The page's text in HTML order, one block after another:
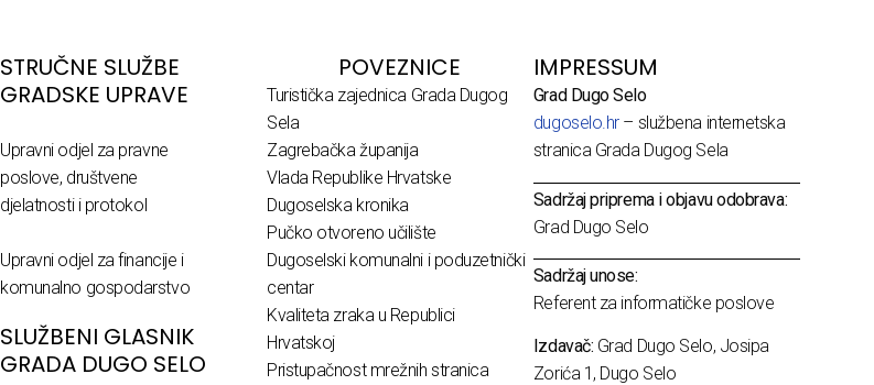
STRUČNE SLUŽBE
GRADSKE UPRAVE
Upravni odjel za pravne
poslove, društvene
djelatnosti i protokol
Upravni odjel za financije i
komunalno gospodarstvo
SLUŽBENI GLASNIK
GRADA DUGO SELO
POVEZNICE
Turistička zajednica Grada Dugog
Sela
Zagrebačka županija
Vlada Republike Hrvatske
Dugoselska kronika
Pučko otvoreno učilište
Dugoselski komunalni i poduzetnički
centar
Kvaliteta zraka u Republici
Hrvatskoj
Pristupačnost mrežnih stranica
IMPRESSUM
Grad Dugo Selo
dugoselo.hr– službena internetska
stranica Grada Dugog Sela
Sadržaj priprema i objavu odobrava:
Grad Dugo Selo
Sadržaj unose:
Referent za informatičke poslove
Izdavač: Grad Dugo Selo, Josipa
Zorića 1, Dugo Selo